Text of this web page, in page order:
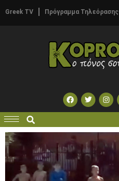
Greek TV Πρόγραμμα Τηλεόρασης